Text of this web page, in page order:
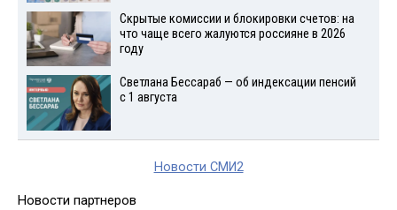
Скрытые комиссии и блокировки счетов: на
что чаще всего жалуются россияне в 2026
году
Светлана Бессараб — об индексации пенсий
с 1 августа
Новости СМИ2
Новости партнеров